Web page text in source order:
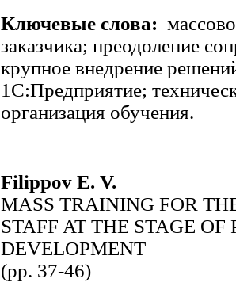
Ключевые слова:
заказчика; преодоление
крупное внедрение
1С:Предприятие;
организация обучения.
Filippov E. V.
MASS TRAINING FOR
STAFF AT THE STAGE
DEVELOPMENT
(pp. 37-46)